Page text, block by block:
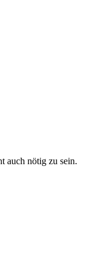
auch nötig zu sein.